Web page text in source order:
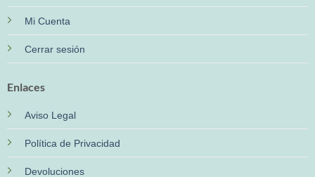
Mi Cuenta
Cerrar sesión
Enlaces
Aviso Legal
Política de Privacidad
Devoluciones